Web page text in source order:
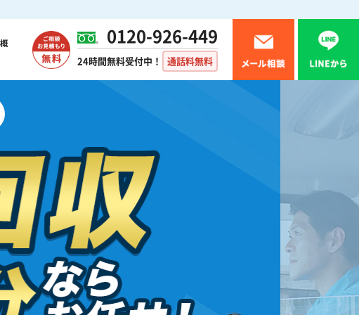
0120-926-449
24時間無料受付中！ 通話料無料